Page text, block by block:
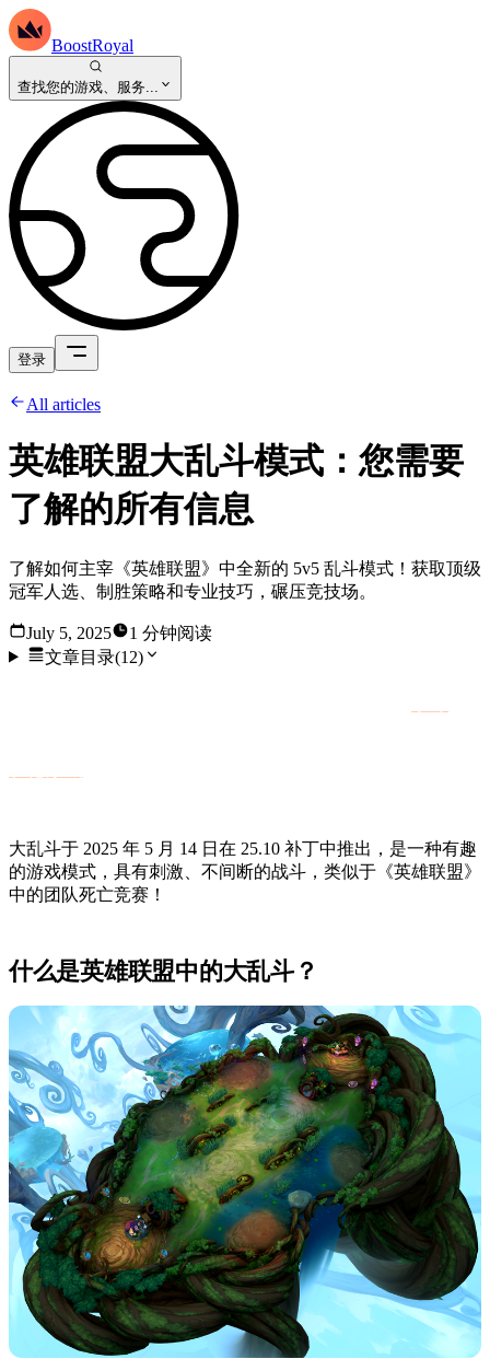
BoostRoyal
查找您的游戏、服务...
登录
All articles
英雄联盟大乱斗模式：您需要
了解的所有信息
了解如何主宰《英雄联盟》中全新的 5v5 乱斗模式！获取顶级
冠军人选、制胜策略和专业技巧，碾压竞技场。
July 5, 2025
1 分钟阅读
文章目录(12)
大乱斗于 2025 年 5 月 14 日在 25.10 补丁中推出，是一种有趣
的游戏模式，具有刺激、不间断的战斗，类似于《英雄联盟》
中的团队死亡竞赛！
什么是英雄联盟中的大乱斗？